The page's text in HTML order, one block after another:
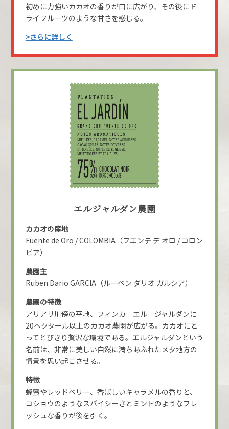
初めに力強いカカオの香りが口に広がり、その後にド
ライフルーツのような甘さを感じる。
>さらに詳しく
エルジャルダン農園
カカオの産地
Fuente de Oro / COLOMBIA（フエンテ デ オロ / コロン
ビア）
農園主
Ruben Dario GARCIA（ルーベン ダリオ ガルシア）
農園の特徴
アリアリ川傍の平地、フィンカ エル ジャルダンに
20ヘクタール以上のカカオ農園が広がる。カカオにと
ってとびきり贅沢な環境である。エルジャルダンという
名前は、非常に美しい自然に満ちあふれたメタ地方の
情景を思い起こさせる。
特徴
蜂蜜やレッドベリー、香ばしいキャラメルの香りと、
コショウのようなスパイシーさとミントのようなフレ
ッシュな香りが後を引く。